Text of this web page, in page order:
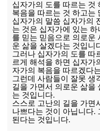
십자가의 도를 따르는 것
복음을 따르는 것 하고는
십자가의 말씀 십자가의
는 것은 십자가에 있는
를 믿는 믿음으로 의로운
운 삶을 살겠다는 것입니
그러나 십자가의 도를 따
르게 해석을 하면 십자가
자가의 복음을 따르겠다
그런데 사람들이 잘못 생
길을 가면서 의로운 삶을
는 것입니다.
스스로 고난의 길을 가면
나쁘다는 것이 아닙니다.
된다는 것입니다.